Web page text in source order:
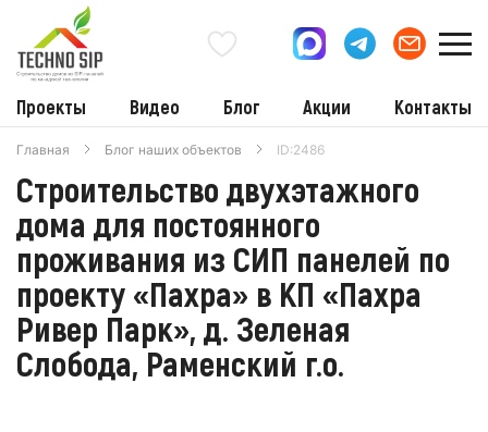
Проекты Видео Блог Акции Контакты
Главная Блог наших объектов ID:2486
Строительство двухэтажного
дома для постоянного
проживания из СИП панелей по
проекту «Пахра» в КП «Пахра
Ривер Парк», д. Зеленая
Слобода, Раменский г.о.